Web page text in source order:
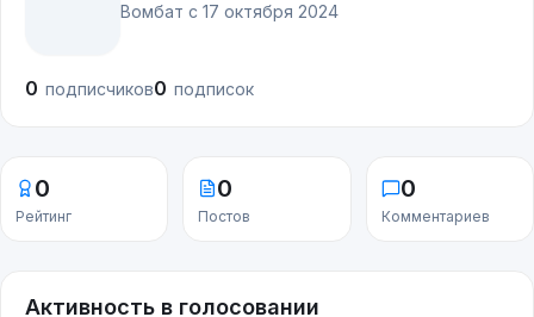
Вомбат с 17 октября 2024
0 подписчиков0 подписок
0
Рейтинг
0
Постов
0
Комментариев
Активность в голосовании